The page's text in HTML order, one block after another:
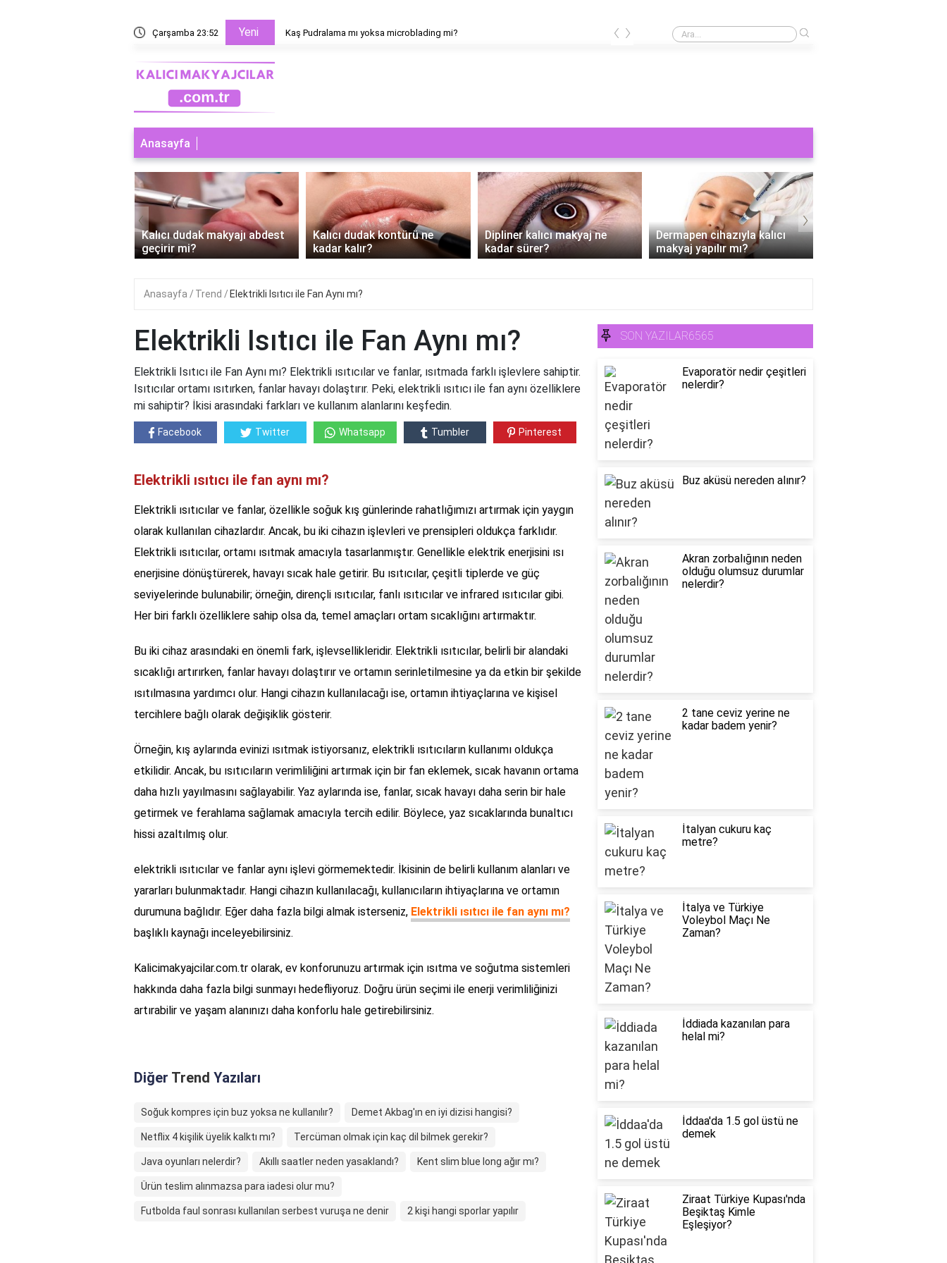
Çarşamba 23:52 Yeni Microblading kaş kaç dk sürer? Kaş yaptırmak ne kadar 2024?
‹ ›
Anasayfa
Kalıcı dudak kontürü ne
kadar kalır?
Dipliner kalıcı makyaj ne
kadar sürer?
Dermapen cihazıyla kalıcı
makyaj yapılır mı?
Kalıcı Makyaj Nedir? Nasıl
Yapılır?
‹ ›
Anasayfa Trend Elektrikli Isıtıcı ile Fan Aynı mı?
Elektrikli Isıtıcı ile Fan Aynı mı?
Elektrikli Isıtıcı ile Fan Aynı mı? Elektrikli ısıtıcılar ve fanlar, ısıtmada farklı işlevlere sahiptir.
Isıtıcılar ortamı ısıtırken, fanlar havayı dolaştırır. Peki, elektrikli ısıtıcı ile fan aynı özelliklere
mi sahiptir? İkisi arasındaki farkları ve kullanım alanlarını keşfedin.
Facebook Twitter Whatsapp Tumbler Pinterest
Elektrikli ısıtıcı ile fan aynı mı?
Elektrikli ısıtıcılar ve fanlar, özellikle soğuk kış günlerinde rahatlığımızı artırmak için yaygın
olarak kullanılan cihazlardır. Ancak, bu iki cihazın işlevleri ve prensipleri oldukça farklıdır.
Elektrikli ısıtıcılar, ortamı ısıtmak amacıyla tasarlanmıştır. Genellikle elektrik enerjisini ısı
enerjisine dönüştürerek, havayı sıcak hale getirir. Bu ısıtıcılar, çeşitli tiplerde ve güç
seviyelerinde bulunabilir; örneğin, dirençli ısıtıcılar, fanlı ısıtıcılar ve infrared ısıtıcılar gibi.
Her biri farklı özelliklere sahip olsa da, temel amaçları ortam sıcaklığını artırmaktır.
Bu iki cihaz arasındaki en önemli fark, işlevsellikleridir. Elektrikli ısıtıcılar, belirli bir alandaki
sıcaklığı artırırken, fanlar havayı dolaştırır ve ortamın serinletilmesine ya da etkin bir şekilde
ısıtılmasına yardımcı olur. Hangi cihazın kullanılacağı ise, ortamın ihtiyaçlarına ve kişisel
tercihlere bağlı olarak değişiklik gösterir.
Örneğin, kış aylarında evinizi ısıtmak istiyorsanız, elektrikli ısıtıcıların kullanımı oldukça
etkilidir. Ancak, bu ısıtıcıların verimliliğini artırmak için bir fan eklemek, sıcak havanın ortama
daha hızlı yayılmasını sağlayabilir. Yaz aylarında ise, fanlar, sıcak havayı daha serin bir hale
getirmek ve ferahlama sağlamak amacıyla tercih edilir. Böylece, yaz sıcaklarında bunaltıcı
hissi azaltılmış olur.
elektrikli ısıtıcılar ve fanlar aynı işlevi görmemektedir. İkisinin de belirli kullanım alanları ve
yararları bulunmaktadır. Hangi cihazın kullanılacağı, kullanıcıların ihtiyaçlarına ve ortamın
durumuna bağlıdır. Eğer daha fazla bilgi almak isterseniz, Elektrikli ısıtıcı ile fan aynı mı?
başlıklı kaynağı inceleyebilirsiniz.
Kalicimakyajcilar.com.tr olarak, ev konforunuzu artırmak için ısıtma ve soğutma sistemleri
hakkında daha fazla bilgi sunmayı hedefliyoruz. Doğru ürün seçimi ile enerji verimliliğinizi
artırabilir ve yaşam alanınızı daha konforlu hale getirebilirsiniz.
Diğer Trend Yazıları
Soğuk kompres için buz yoksa ne kullanılır? Demet Akbag'ın en iyi dizisi hangisi?
Netflix 4 kişilik üyelik kalktı mı? Tercüman olmak için kaç dil bilmek gerekir?
Java oyunları nelerdir? Akıllı saatler neden yasaklandı? Kent slim blue long ağır mı?
Ürün teslim alınmazsa para iadesi olur mu?
Futbolda faul sonrası kullanılan serbest vuruşa ne denir 2 kişi hangi sporlar yapılır
SON YAZILAR6565
Evaporatör nedir çeşitleri
nelerdir?
Buz aküsü nereden alınır?
Akran zorbalığının neden
olduğu olumsuz durumlar
nelerdir?
2 tane ceviz yerine ne
kadar badem yenir?
İtalyan cukuru kaç
metre?
İtalya ve Türkiye
Voleybol Maçı Ne
Zaman?
İddiada kazanılan para
helal mi?
İddaa'da 1.5 gol üstü ne
demek
Ziraat Türkiye Kupası'nda
Beşiktaş Kimle
Eşleşiyor?